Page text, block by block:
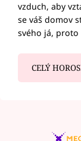
vzduch, aby
se váš domov
svého já, proto
CELÝ